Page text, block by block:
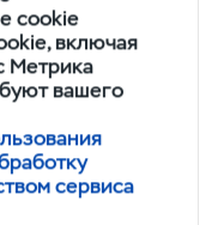
cookie
включая
Метрика
вашего
сервиса